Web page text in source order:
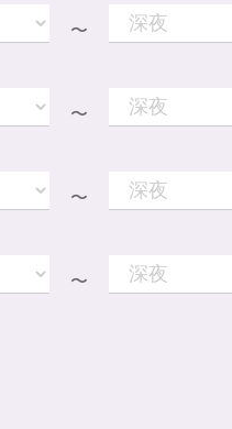
〜
〜
〜
〜